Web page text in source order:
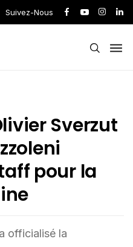
Suivez-Nous
Sverzut
pour la
officialisé la